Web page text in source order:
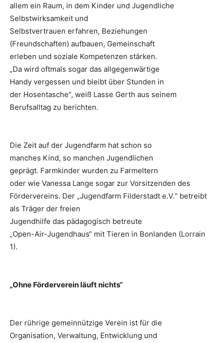
allem ein Raum, in dem Kinder und Jugendliche
Selbstwirksamkeit und
Selbstvertrauen erfahren, Beziehungen
(Freundschaften) aufbauen, Gemeinschaft
erleben und soziale Kompetenzen stärken.
„Da wird oftmals sogar das allgegenwärtige
Handy vergessen und bleibt über Stunden in
der Hosentasche“, weiß Lasse Gerth aus seinem
Berufsalltag zu berichten.
Die Zeit auf der Jugendfarm hat schon so
manches Kind, so manchen Jugendlichen
geprägt. Farmkinder wurden zu Farmeltern
oder wie Vanessa Lange sogar zur Vorsitzenden des
Fördervereins. Der „Jugendfarm Filderstadt e.V.“ betreibt
als Träger der freien
Jugendhilfe das pädagogisch betreute
„Open-Air-Jugendhaus“ mit Tieren in Bonlanden (Lorrain
1).
„Ohne Förderverein läuft nichts“
Der rührige gemeinnützige Verein ist für die
Organisation, Verwaltung, Entwicklung und